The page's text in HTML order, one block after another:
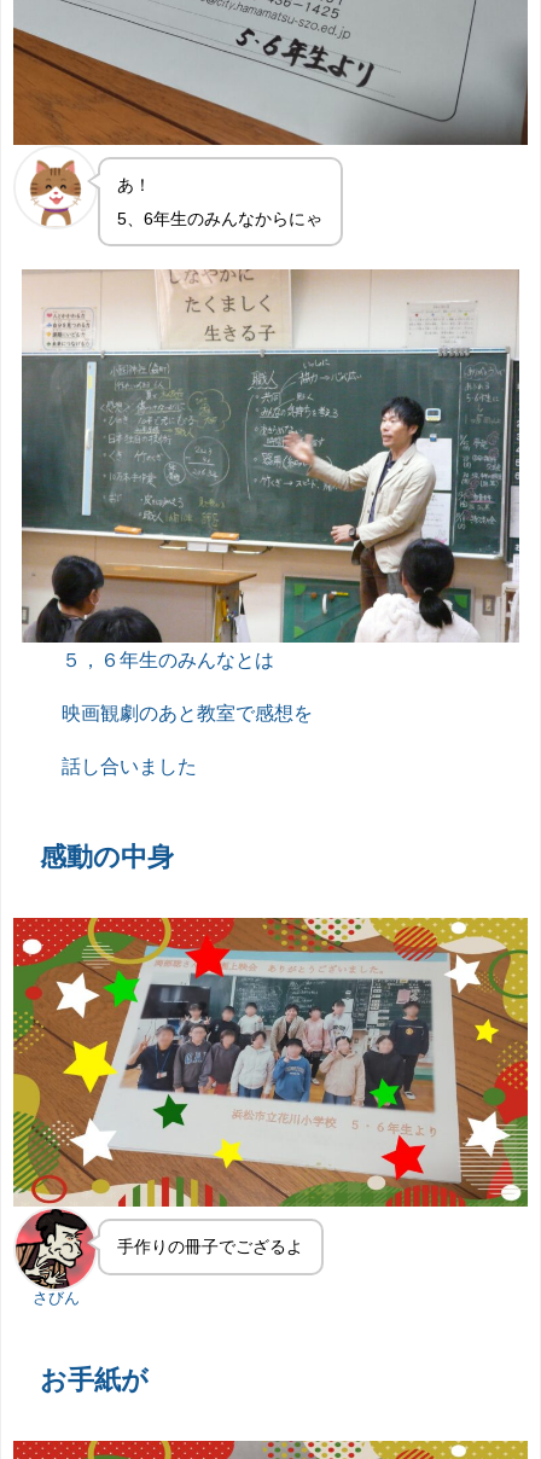
あ！
5、6年生のみんなからにゃ
５，６年生のみんなとは
映画観劇のあと教室で感想を
話し合いました
感動の中身
さびん
手作りの冊子でござるよ
お手紙が